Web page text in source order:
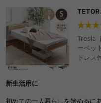
TETOR
Tresia
ーベッ
トレス
新生活用に
初めての一人暮らしを始めるに